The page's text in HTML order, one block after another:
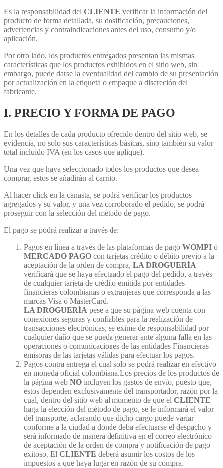
Es la responsabilidad del CLIENTE verificar la información del
producto de forma detallada, su dosificación, precauciones,
advertencias y contraindicaciones antes del uso, consumo y/o
aplicación.
Por otro lado, los productos entregados presentan las mismas
características que los productos exhibidos en el sitio web, sin
embargo, puede darse la eventualidad del cambio de su presentación
por actualización en la etiqueta o empaque a discreción del
fabricante.
I. PRECIO Y FORMA DE PAGO
En los detalles de cada producto ofrecido dentro del sitio web, se
evidencia, no solo sus características básicas, sino también su valor
total incluido IVA (en los casos que aplique).
Una vez que haya seleccionado todos los productos que desea
comprar, estos se añadirán al carrito.
Al hacer click en la canasta, se podrá verificar los productos
agregados y su valor, y una vez corroborado el pedido, se podrá
proseguir con la selección del método de pago.
El pago se podrá realizar a través de:
Pagos en línea a través de las plataformas de pago WOMPI ó
MERCADO PAGO con tarjetas crédito o débito previo a la
aceptación de la orden de compra, LA DROGUERÍA
verificará que se haya efectuado el pago del pedido, a través
de cualquier tarjeta de crédito emitida por entidades
financieras colombianas o extranjeras que corresponda a las
marcas Visa ó MasterCard.
LA DROGUERÍA pese a que su página web cuenta con
conexiones seguras y confiables para la realización de
transacciones electrónicas, se exime de responsabilidad por
cualquier daño que se pueda generar ante alguna falla en las
operaciones o comunicaciones de las entidades Financieras
emisoras de las tarjetas válidas para efectuar los pagos.
Pagos contra entrega el cual solo se podrá realizar en efectivo
en moneda oficial colombiana.Los precios de los productos de
la página web NO incluyen los gastos de envío, puesto que,
estos dependen exclusivamente del transportador, razón por la
cual, dentro del sitio web al momento de que el CLIENTE
haga la elección del método de pago, se le informará el valor
del transporte, aclarando que dicho cargo puede variar
conforme a la ciudad a donde deba efectuarse el despacho y
será informado de manera definitiva en el correo electrónico
de aceptación de la orden de compra y notificación de pago
exitoso. El CLIENTE deberá asumir los costos de los
impuestos a que haya lugar en razón de su compra.